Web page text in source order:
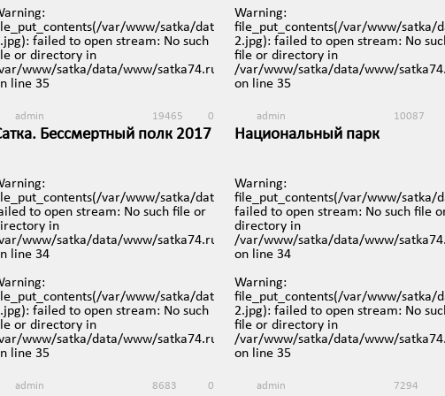
on line35
admin 24438
«Космическая прогулка»
9 сентября в 9:53
satka74.ru/images/video/136-
views/mobreporter/index.php
:
var/www/satka/data/www/satka74.ru/images/video/134-
failed to open stream: No such
or directory in
www/satka/data/www/satka74.ru/protected/views/mobreporter/
line 35
admin 19465 0
Бессмертный полк 2017
Warning:
file_put_contents(/var/www/satka/
2.jpg): failed to open stream: No
file or directory in
/var/www/satka/data/www/
on line 35
admin 10087
Национальный парк
25 апреля в 11:38
views/mobreporter/index.php
satka74.ru/images/video/130.jpg):
views/mobreporter/index.php
:
var/www/satka/data/www/satka74.ru/images/video/
to open stream: No such file or
in
www/satka/data/www/satka74.ru/protected/views/mobreporter/
line 34
:
var/www/satka/data/www/satka74.ru/images/video/128-
failed to open stream: No such
or directory in
www/satka/data/www/satka74.ru/protected/views/mobreporter/
line 35
admin 8683 0
Warning:
file_put_contents(/var/www/satka/
failed to open stream: No such file
directory in
/var/www/satka/data/www/
on line 34
Warning:
file_put_contents(/var/www/satka/
2.jpg): failed to open stream: No
file or directory in
/var/www/satka/data/www/
on line 35
admin 7294